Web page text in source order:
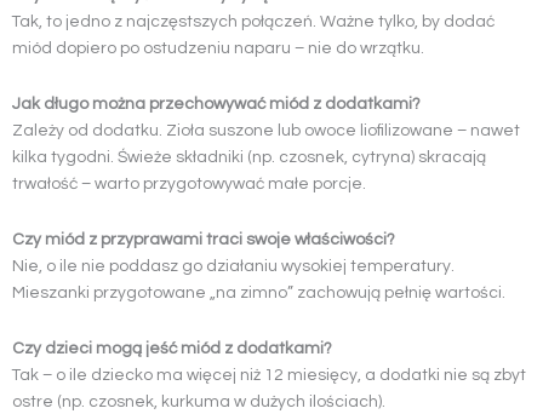
Tak, to jedno z najczęstszych połączeń. Ważne tylko, by dodać
miód dopiero po ostudzeniu naparu – nie do wrzątku.
Jak długo można przechowywać miód z dodatkami?
Zależy od dodatku. Zioła suszone lub owoce liofilizowane – nawet
kilka tygodni. Świeże składniki (np. czosnek, cytryna) skracają
trwałość – warto przygotowywać małe porcje.
Czy miód z przyprawami traci swoje właściwości?
Nie, o ile nie poddasz go działaniu wysokiej temperatury.
Mieszanki przygotowane „na zimno” zachowują pełnię wartości.
Czy dzieci mogą jeść miód z dodatkami?
Tak – o ile dziecko ma więcej niż 12 miesięcy, a dodatki nie są zbyt
ostre (np. czosnek, kurkuma w dużych ilościach).